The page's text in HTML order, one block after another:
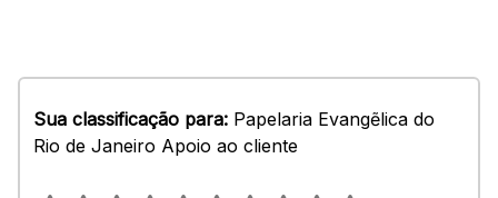
Sua classificação para: Papelaria Evangẽlica do
Rio de Janeiro Apoio ao cliente